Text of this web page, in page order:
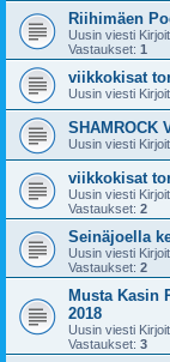
Riihimäen
Uusin viesti
Vastaukset: 1
viikkokisat
Uusin viesti
SHAMROCK
Uusin viesti
viikkokisat
Uusin viesti
Vastaukset: 2
Seinäjoella
Uusin viesti
Vastaukset: 2
Musta Kasin
2018
Uusin viesti
Vastaukset: 3